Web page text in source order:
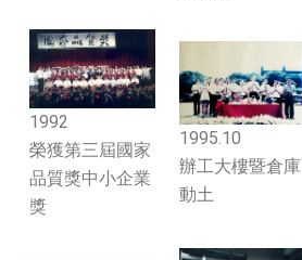
1992
榮獲第三屆國家
品質獎中小企業
獎
1995.10
辦工大樓暨倉庫
動土